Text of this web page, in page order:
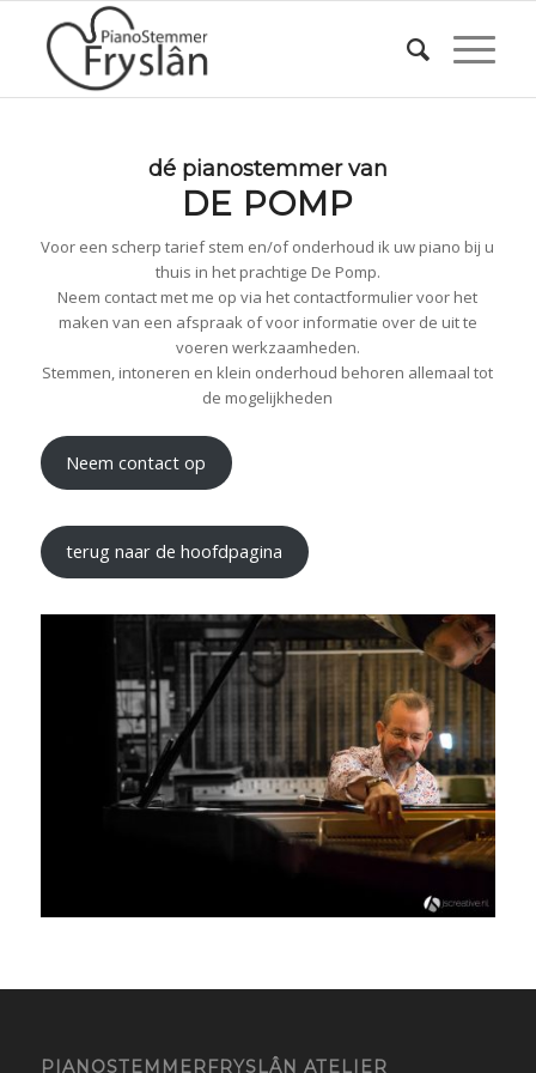
dé pianostemmer van
DE POMP
Voor een scherp tarief stem en/of onderhoud ik uw piano bij u
thuis in het prachtige De Pomp.
Neem contact met me op via het contactformulier voor het
maken van een afspraak of voor informatie over de uit te
voeren werkzaamheden.
Stemmen, intoneren en klein onderhoud behoren allemaal tot
de mogelijkheden
Neem contact op
terug naar de hoofdpagina
PIANOSTEMMERFRYSLÂN ATELIER